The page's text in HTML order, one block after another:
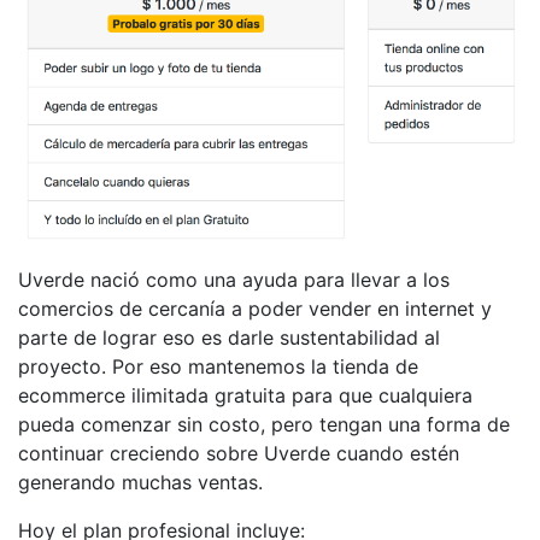
Uverde nació como una ayuda para llevar a los
comercios de cercanía a poder vender en internet y
parte de lograr eso es darle sustentabilidad al
proyecto. Por eso mantenemos la tienda de
ecommerce ilimitada gratuita para que cualquiera
pueda comenzar sin costo, pero tengan una forma de
continuar creciendo sobre Uverde cuando estén
generando muchas ventas.
Hoy el plan profesional incluye: